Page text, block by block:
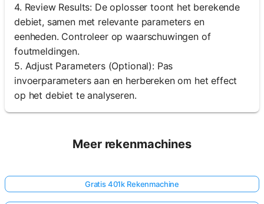
4. Review Results: De oplosser toont het berekende
debiet, samen met relevante parameters en
eenheden. Controleer op waarschuwingen of
foutmeldingen.
5. Adjust Parameters (Optional): Pas
invoerparameters aan en herbereken om het effect
op het debiet te analyseren.
Meer rekenmachines
Gratis 401k Rekenmachine